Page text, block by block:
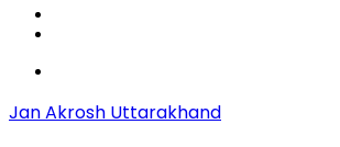
Jan Akrosh Uttarakhand